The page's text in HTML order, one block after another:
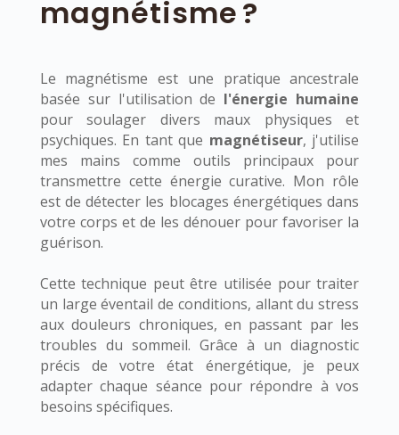
magnétisme ?
Le magnétisme est une pratique ancestrale
basée sur l'utilisation de l'énergie humaine
pour soulager divers maux physiques et
psychiques. En tant que magnétiseur, j'utilise
mes mains comme outils principaux pour
transmettre cette énergie curative. Mon rôle
est de détecter les blocages énergétiques dans
votre corps et de les dénouer pour favoriser la
guérison.
Cette technique peut être utilisée pour traiter
un large éventail de conditions, allant du stress
aux douleurs chroniques, en passant par les
troubles du sommeil. Grâce à un diagnostic
précis de votre état énergétique, je peux
adapter chaque séance pour répondre à vos
besoins spécifiques.